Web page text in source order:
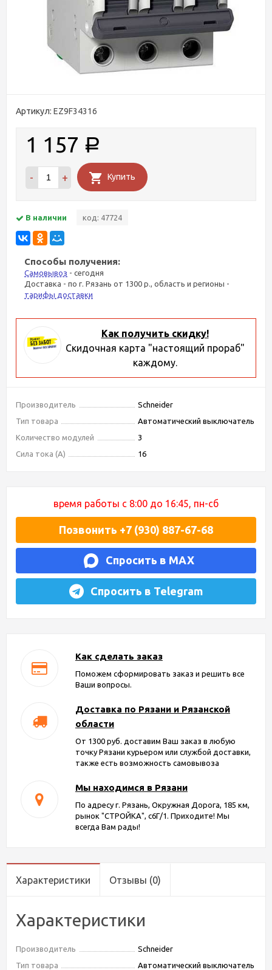
Артикул: EZ9F34316
1 157 Р
- + Купить
В наличии код: 47724
Способы получения:
Самовывоз - сегодня
Доставка - по г. Рязань от 1300 р., область и регионы -
тарифы доставки
Как получить скидку!
Скидочная карта "настоящий прораб"
каждому.
Производитель
Schneider
Тип товара
Автоматический выключатель
Количество модулей
3
Сила тока (А)
16
время работы с 8:00 до 16:45, пн-сб
Позвонить +7 (930) 887-67-68
Спросить в MAX
Спросить в Telegram
Как сделать заказ
Поможем сформировать заказ и решить все
Ваши вопросы.
Доставка по Рязани и Рязанской
области
От 1300 руб. доставим Ваш заказ в любую
точку Рязани курьером или службой доставки,
также есть возможность самовывоза
Мы находимся в Рязани
По адресу г. Рязань, Окружная Дорога, 185 км,
рынок "СТРОЙКА", с6Г/1. Приходите! Мы
всегда Вам рады!
Характеристики Отзывы (0)
Характеристики
Производитель
Schneider
Тип товара
Автоматический выключатель